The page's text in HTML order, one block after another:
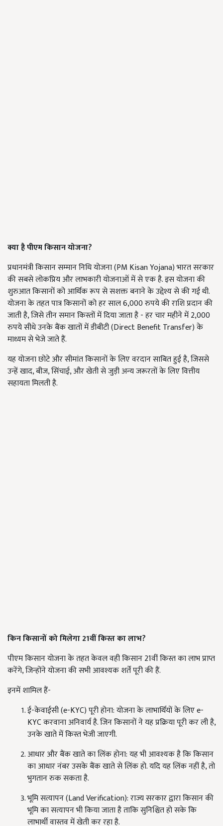
क्या है पीएम किसान योजना?
प्रधानमंत्री किसान सम्मान निधि योजना (PM Kisan Yojana) भारत सरकार
की सबसे लोकप्रिय और लाभकारी योजनाओं में से एक है. इस योजना की
शुरुआत किसानों को आर्थिक रूप से सशक्त बनाने के उद्देश्य से की गई थी.
योजना के तहत पात्र किसानों को हर साल 6,000 रुपये की राशि प्रदान की
जाती है, जिसे तीन समान किस्तों में दिया जाता है - हर चार महीने में 2,000
रुपये सीधे उनके बैंक खातों में डीबीटी (Direct Benefit Transfer) के
माध्यम से भेजे जाते हैं.
यह योजना छोटे और सीमांत किसानों के लिए वरदान साबित हुई है, जिससे
उन्हें खाद, बीज, सिंचाई, और खेती से जुड़ी अन्य जरूरतों के लिए वित्तीय
सहायता मिलती है.
किन किसानों को मिलेगा 21वीं किस्त का लाभ?
पीएम किसान योजना के तहत केवल वही किसान 21वीं किस्त का लाभ प्राप्त
करेंगे, जिन्होंने योजना की सभी आवश्यक शर्तें पूरी की हैं.
इनमें शामिल हैं-
ई-केवाईसी (e-KYC) पूरी होना: योजना के लाभार्थियों के लिए e-
KYC करवाना अनिवार्य है. जिन किसानों ने यह प्रक्रिया पूरी कर ली है,
उनके खाते में किस्त भेजी जाएगी.
आधार और बैंक खाते का लिंक होना: यह भी आवश्यक है कि किसान
का आधार नंबर उसके बैंक खाते से लिंक हो. यदि यह लिंक नहीं है, तो
भुगतान रुक सकता है.
भूमि सत्यापन (Land Verification): राज्य सरकार द्वारा किसान की
भूमि का सत्यापन भी किया जाता है ताकि सुनिश्चित हो सके कि
लाभार्थी वास्तव में खेती कर रहा है.